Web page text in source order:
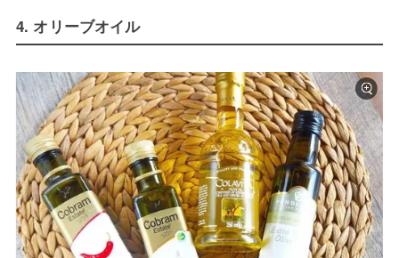
4. オリーブオイル